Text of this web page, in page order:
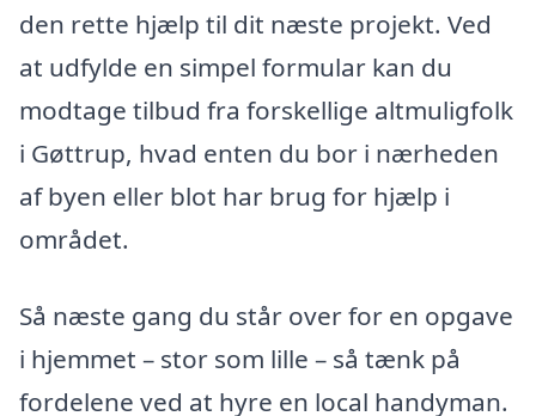
den rette hjælp til dit næste projekt. Ved
at udfylde en simpel formular kan du
modtage tilbud fra forskellige altmuligfolk
i Gøttrup, hvad enten du bor i nærheden
af byen eller blot har brug for hjælp i
området.
Så næste gang du står over for en opgave
i hjemmet – stor som lille – så tænk på
fordelene ved at hyre en local handyman.